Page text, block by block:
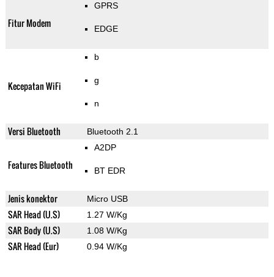
Fitur Modem
GPRS
EDGE
Kecepatan WiFi
b
g
n
Versi Bluetooth Bluetooth 2.1
Features Bluetooth
A2DP
BT EDR
Jenis konektor Micro USB
SAR Head (U.S) 1.27 W/Kg
SAR Body (U.S) 1.08 W/Kg
SAR Head (Eur) 0.94 W/Kg